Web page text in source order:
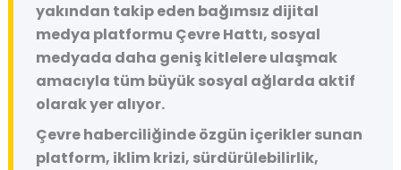
yakından takip eden bağımsız dijital
medya platformu Çevre Hattı, sosyal
medyada daha geniş kitlelere ulaşmak
amacıyla tüm büyük sosyal ağlarda aktif
olarak yer alıyor.
Çevre haberciliğinde özgün içerikler sunan
platform, iklim krizi, sürdürülebilirlik,